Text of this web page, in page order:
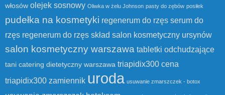
włosów olejek sosnowy Oliwka w żelu Johnson pasty do zębów posiłek
pudełka na kosmetyki regenerum do rzęs serum do
rzęs regenerum do rzęs skład salon kosmetyczny ursynów
salon kosmetyczny warszawa tabletki odchudzające
tani catering dietetyczny warszawa triapidix300 cena
triapidix300 zamiennik uroda usuwanie zmarszczek - botox